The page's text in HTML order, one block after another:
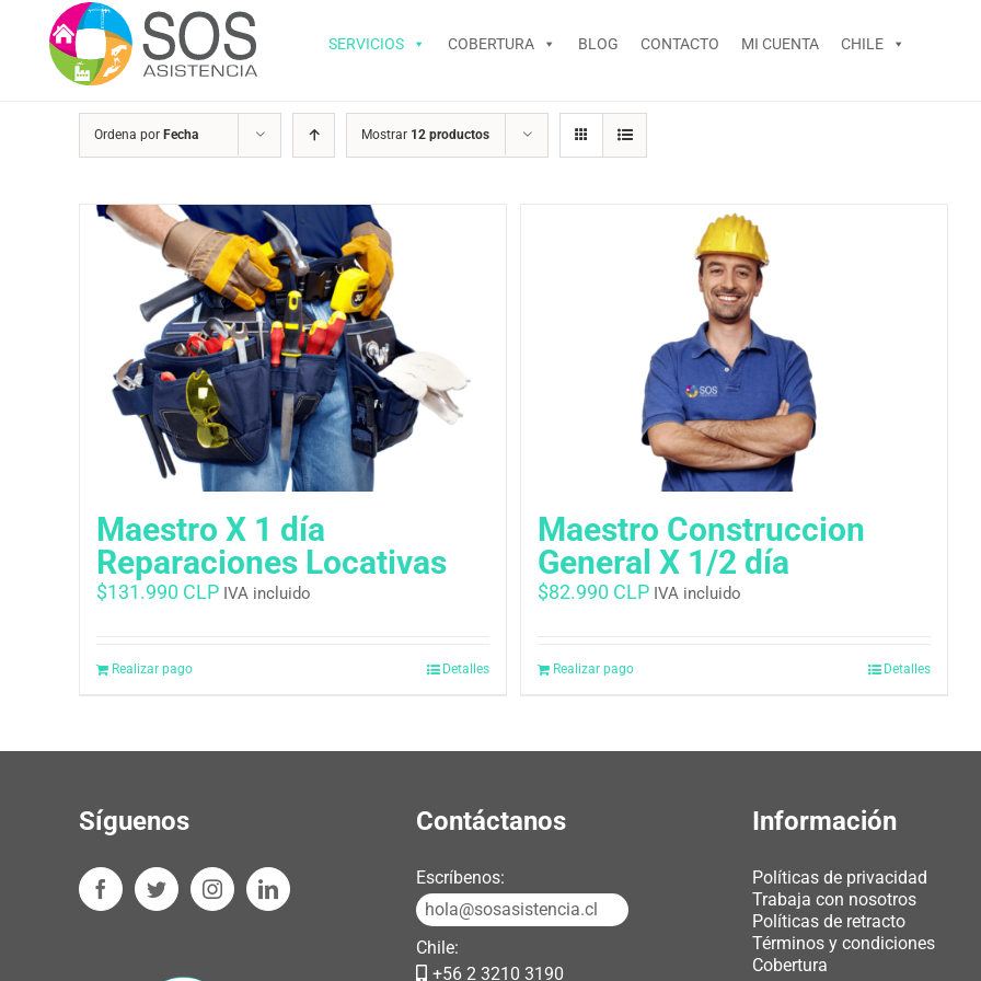
contenido
SERVICIOS COBERTURA BLOG CONTACTO MI CUENTA CHILE
Ordena por Fecha Mostrar 12 productos
Maestro X 1 día
Reparaciones Locativas
$131.990 CLP IVA incluido
Realizar pago Detalles
Maestro Construccion
General X 1/2 día
$82.990 CLP IVA incluido
Realizar pago Detalles
Síguenos Contáctanos
Escríbenos:
hola@sosasistencia.cl
Chile:
+56 2 3210 3190
Información
Políticas de privacidad
Trabaja con nosotros
Políticas de retracto
Términos y condiciones
Cobertura